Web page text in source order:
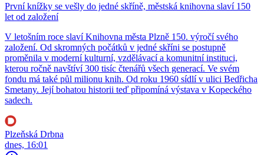
První knížky se vešly do jedné skříně, městská knihovna slaví 150
let od založení
V letošním roce slaví Knihovna města Plzně 150. výročí svého
založení. Od skromných počátků v jedné skříni se postupně
proměnila v moderní kulturní, vzdělávací a komunitní instituci,
kterou ročně navštíví 300 tisíc čtenářů všech generací. Ve svém
fondu má také půl milionu knih. Od roku 1960 sídlí v ulici Bedřicha
Smetany. Její bohatou historii teď připomíná výstava v Kopeckého
sadech.
Plzeňská Drbna
dnes, 16:01